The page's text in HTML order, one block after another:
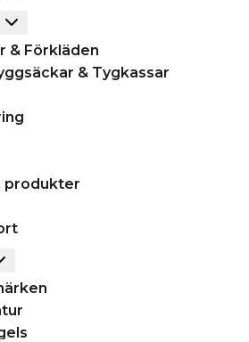
Toggle
menu
& Förkläden
& Tygkassar
produkter